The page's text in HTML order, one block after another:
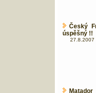
Český
úspěšný !!
27.8.2007